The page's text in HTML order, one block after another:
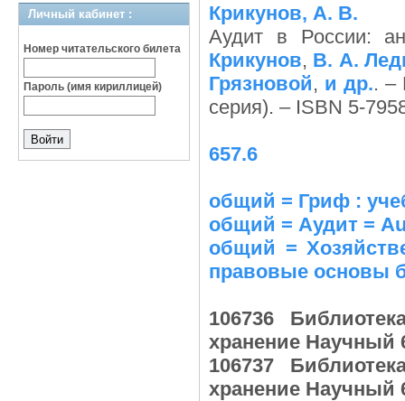
Личный кабинет :
Номер читательского билета
Пароль (имя кириллицей)
Крикунов, А. В.
Аудит в России:
Крикунов, В. А.
Грязновой, и др.. –
серия). – ISBN 5-
657.6
общий = Гриф :
общий = Аудит =
общий =
правовые основы
106736
хранение Научный
106737
хранение Научный